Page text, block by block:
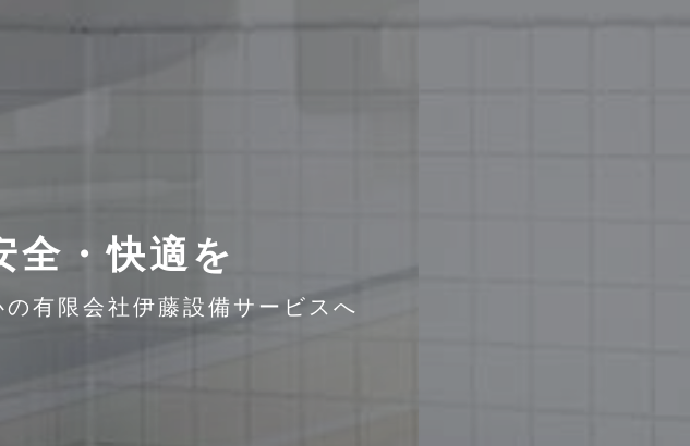
全・快適を
有限会社伊藤設備サービスへ